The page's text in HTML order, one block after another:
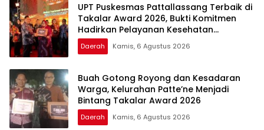
UPT Puskesmas Pattallassang Terbaik di
Takalar Award 2026, Bukti Komitmen
Hadirkan Pelayanan Kesehatan
Berkualitas
Daerah Kamis, 6 Agustus 2026
Buah Gotong Royong dan Kesadaran
Warga, Kelurahan Patte’ne Menjadi
Bintang Takalar Award 2026
Daerah Kamis, 6 Agustus 2026